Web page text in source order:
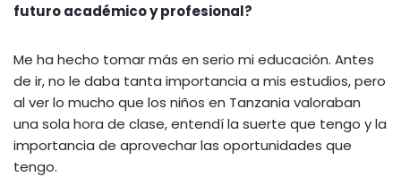
futuro académico y profesional?
Me ha hecho tomar más en serio mi educación. Antes
de ir, no le daba tanta importancia a mis estudios, pero
al ver lo mucho que los niños en Tanzania valoraban
una sola hora de clase, entendí la suerte que tengo y la
importancia de aprovechar las oportunidades que
tengo.